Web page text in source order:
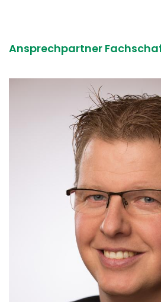
Ansprechpartner